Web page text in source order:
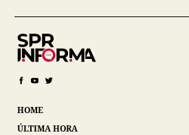
HOME
ÚLTIMA HORA